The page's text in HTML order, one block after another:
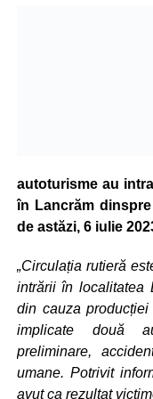
autoturisme au
în Lancrăm
de astăzi, 6 iulie
„Circulația rutieră
intrării în localitatea
din cauza
implicate două
preliminare,
umane. Potrivit
avut ca rezultat